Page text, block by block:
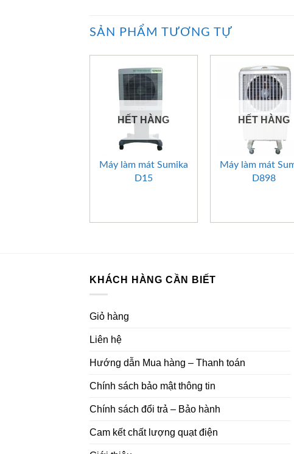
SẢN PHẨM TƯƠNG TỰ
HẾT HÀNG
Máy làm mát Sumika
D15
HẾT HÀNG
Máy làm mát
D898
KHÁCH HÀNG CẦN BIẾT
Giỏ hàng
Liên hệ
Hướng dẫn Mua hàng – Thanh toán
Chính sách bảo mật thông tin
Chính sách đổi trả – Bảo hành
Cam kết chất lượng quạt điện